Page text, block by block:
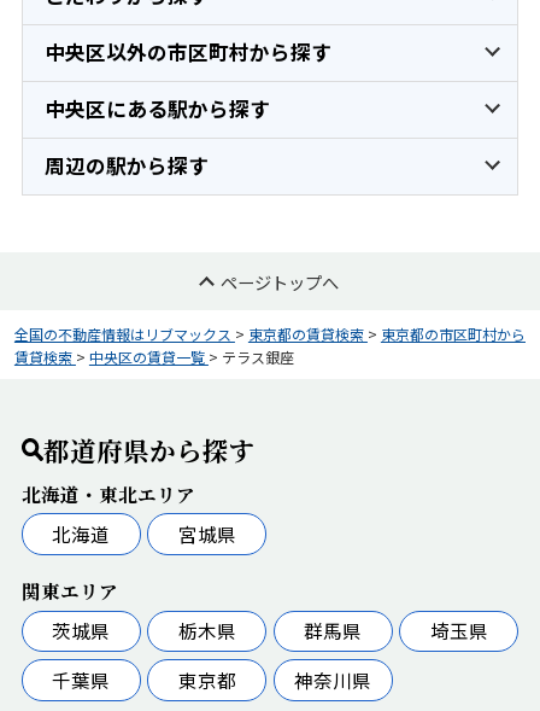
中央区以外の市区町村から探す
中央区にある駅から探す
周辺の駅から探す
ページトップへ
全国の不動産情報はリブマックス > 東京都の賃貸検索 > 東京都の市区町村から
賃貸検索 > 中央区の賃貸一覧 > テラス銀座
都道府県から探す
北海道・東北エリア
北海道
宮城県
関東エリア
茨城県
栃木県 群馬県
埼玉県
千葉県
東京都 神奈川県